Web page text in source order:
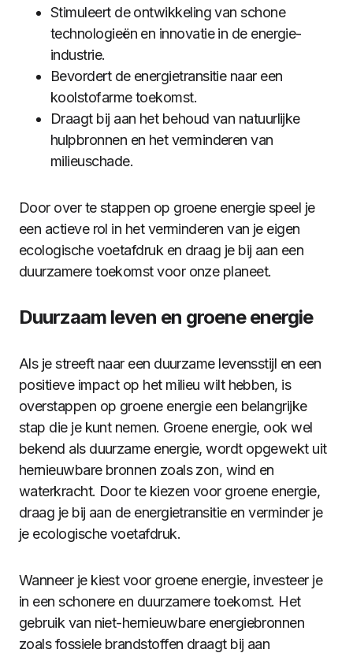
Stimuleert de ontwikkeling van schone
technologieën en innovatie in de energie-
industrie.
Bevordert de energietransitie naar een
koolstofarme toekomst.
Draagt bij aan het behoud van natuurlijke
hulpbronnen en het verminderen van
milieuschade.
Door over te stappen op groene energie speel je
een actieve rol in het verminderen van je eigen
ecologische voetafdruk en draag je bij aan een
duurzamere toekomst voor onze planeet.
Duurzaam leven en groene energie
Als je streeft naar een duurzame levensstijl en een
positieve impact op het milieu wilt hebben, is
overstappen op groene energie een belangrijke
stap die je kunt nemen. Groene energie, ook wel
bekend als duurzame energie, wordt opgewekt uit
hernieuwbare bronnen zoals zon, wind en
waterkracht. Door te kiezen voor groene energie,
draag je bij aan de energietransitie en verminder je
je ecologische voetafdruk.
Wanneer je kiest voor groene energie, investeer je
in een schonere en duurzamere toekomst. Het
gebruik van niet-hernieuwbare energiebronnen
zoals fossiele brandstoffen draagt bij aan